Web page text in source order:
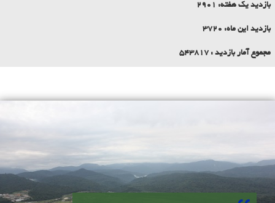
بازدید یک هفته: 2901
بازدید این ماه: 3720
مجموع آمار بازدید : 543817